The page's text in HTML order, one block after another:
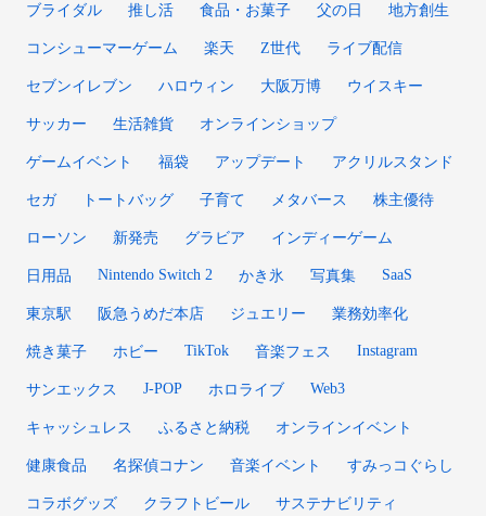
ブライダル 推し活 食品・お菓子 父の日 地方創生
コンシューマーゲーム 楽天 Z世代 ライブ配信
セブンイレブン ハロウィン 大阪万博 ウイスキー
サッカー 生活雑貨 オンラインショップ
ゲームイベント 福袋 アップデート アクリルスタンド
セガ トートバッグ 子育て メタバース 株主優待
ローソン 新発売 グラビア インディーゲーム
日用品 Nintendo Switch 2 かき氷 写真集 SaaS
東京駅 阪急うめだ本店 ジュエリー 業務効率化
焼き菓子 ホビー TikTok 音楽フェス Instagram
サンエックス J-POP ホロライブ Web3
キャッシュレス ふるさと納税 オンラインイベント
健康食品 名探偵コナン 音楽イベント すみっコぐらし
コラボグッズ クラフトビール サステナビリティ